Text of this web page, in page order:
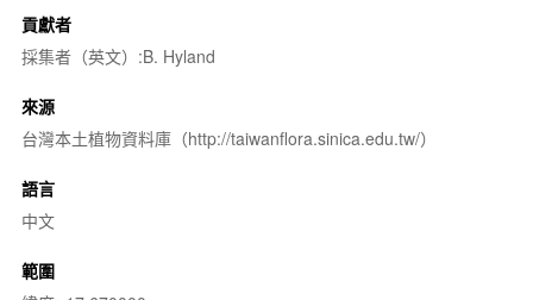
貢獻者
採集者（英文）:B. Hyland
來源
台灣本土植物資料庫（http://taiwanflora.sinica.edu.tw/）
語言
中文
範圍